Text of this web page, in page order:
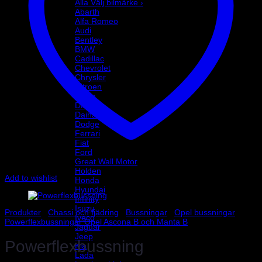
Alla Välj bilmärke ›
Abarth
Alfa Romeo
Audi
Bentley
BMW
Cadillac
Chevrolet
Chrysler
Citroen
Dacia
Daewoo
Daihatsu
Dodge
Ferrari
Fiat
Ford
Great Wall Motor
Holden
Honda
Hyundai
Infinity
Isuzu
Iveco
Jaguar
Jeep
Kia
Lada
Add to wishlist
Produkter Chassi och fjädring Bussningar Opel bussningar
Powerflexbussningar Opel Ascona B och Manta B
Powerflexbussning